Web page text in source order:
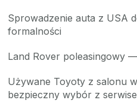
Sprowadzenie auta z USA
formalności
Land Rover poleasingowy
Używane Toyoty z salonu
bezpieczny wybór z